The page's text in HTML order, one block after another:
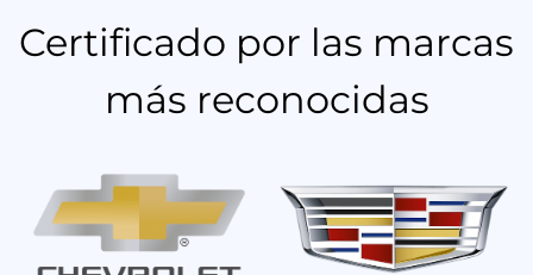
Certificado por las marcas
más reconocidas